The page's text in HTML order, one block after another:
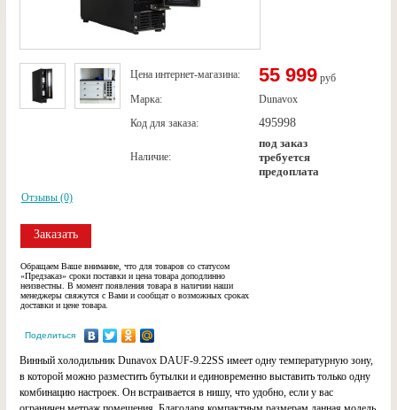
Цена интернет-магазина: 55 999 руб
Марка:
Dunavox
Код для заказа:
495998
Наличие:
под заказ
требуется
предоплата
Отзывы (0)
Заказать
Обращаем Ваше внимание, что для товаров со статусом
«Предзаказ» сроки поставки и цена товара доподлинно
неизвестны. В момент появления товара в наличии наши
менеджеры свяжутся с Вами и сообщат о возможных сроках
доставки и цене товара.
Поделиться
Винный холодильник Dunavox DAUF-9.22SS имеет одну температурную зону,
в которой можно разместить бутылки и единовременно выставить только одну
комбинацию настроек. Он встраивается в нишу, что удобно, если у вас